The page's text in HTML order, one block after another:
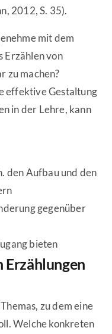
2012, S. 35).
mit dem
Erzählen von
zu machen?
effektive Gestaltung
in der Lehre, kann
den Aufbau und den
gegenüber
bieten
Erzählungen
zu dem eine
Welche konkreten